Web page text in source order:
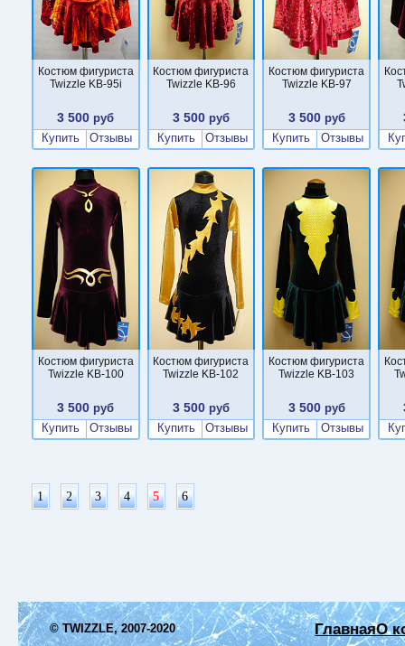
Костюм фигуриста
Twizzle KB-95i
3 500 руб
Купить
Отзывы
Костюм фигуриста
Twizzle KB-96
3 500 руб
Купить
Отзывы
Костюм фигуриста
Twizzle KB-97
3 500руб
Купить
Отзывы
Костюм фигуриста
Twizzle KB-100
3 500 руб
Купить
Отзывы
Костюм фигуриста
Twizzle KB-102
3 500 руб
Купить
Отзывы
Костюм фигуриста
Twizzle KB-103
3 500руб
Купить
Отзывы
1 2 3 4 5 6
© TWIZZLE, 2007-2020 ГлавнаяО